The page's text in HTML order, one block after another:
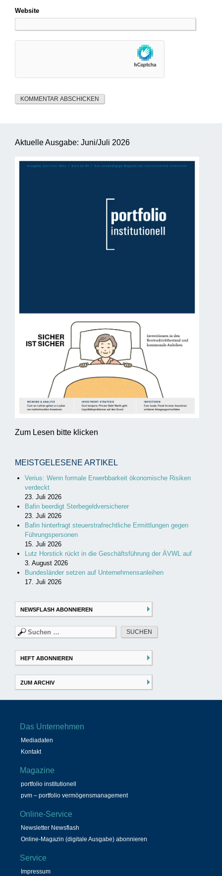
Website
Aktuelle Ausgabe: Juni/Juli 2026
Zum Lesen bitte klicken
MEISTGELESENE ARTIKEL
Verius: Wenn formale Erwerbbarkeit ökonomische Risiken
verdeckt
23. Juli 2026
Bafin beerdigt Sterbegeldversicherer
23. Juli 2026
Bafin hinterfragt steuerstrafrechtliche Ermittlungen gegen
Führungspersonen
15. Juli 2026
Lutz Horstick rückt in die Geschäftsführung der ÄVWL auf
3. August 2026
Bundesländer setzen auf Unternehmensanleihen
17. Juli 2026
NEWSFLASH ABONNIEREN
Suchen
nach:
HEFT ABONNIEREN
ZUM ARCHIV
Das Unternehmen
Mediadaten
Kontakt
Magazine
portfolio institutionell
pvm – portfolio vermögensmanagement
Online-Service
Newsletter Newsflash
Online-Magazin (digitale Ausgabe) abonnieren
Service
Impressum